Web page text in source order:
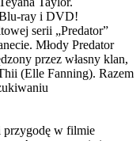
ray i DVD!
serii „Predator”
Młody Predator
przez własny klan,
(Elle Fanning). Razem
przygodę w filmie